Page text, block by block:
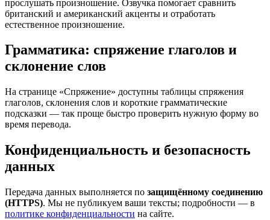
прослушать произношение. Озвучка помогает сравнить
британский и американский акценты и отработать
естественное произношение.
Грамматика: спряжение глаголов и
склонение слов
На странице «Спряжение» доступны таблицы спряжения
глаголов, склонения слов и короткие грамматические
подсказки — так проще быстро проверить нужную форму во
время перевода.
Конфиденциальность и безопасность
данных
Передача данных выполняется по защищённому соединению
(HTTPS). Мы не публикуем ваши тексты; подробности — в
политике конфиденциальности на сайте.